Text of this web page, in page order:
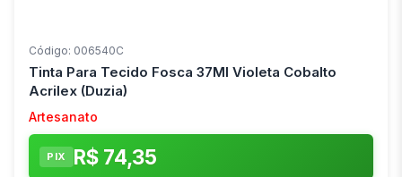
Código: 006540C
Tinta Para Tecido Fosca 37Ml Violeta Cobalto
Acrilex (Duzia)
Artesanato
PIX R$ 74,35